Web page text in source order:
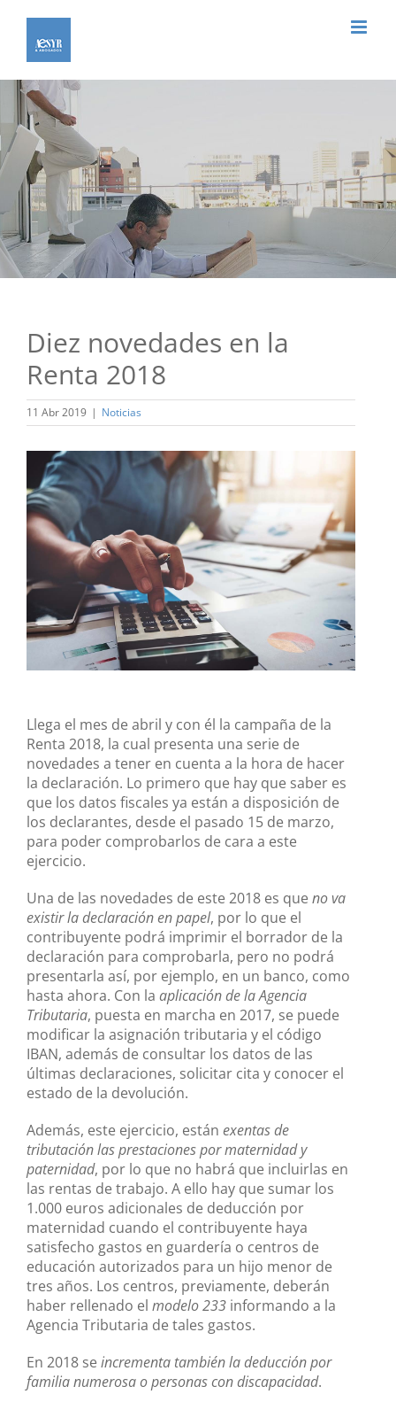
contenido
Diez novedades en la
Renta 2018
11 Abr 2019 | Noticias
imagen
más
grande
Llega el mes de abril y con él la campaña de la
Renta 2018, la cual presenta una serie de
novedades a tener en cuenta a la hora de hacer
la declaración. Lo primero que hay que saber es
que los datos fiscales ya están a disposición de
los declarantes, desde el pasado 15 de marzo,
para poder comprobarlos de cara a este
ejercicio.
Una de las novedades de este 2018 es que no va
existir la declaración en papel, por lo que el
contribuyente podrá imprimir el borrador de la
declaración para comprobarla, pero no podrá
presentarla así, por ejemplo, en un banco, como
hasta ahora. Con la aplicación de la Agencia
Tributaria, puesta en marcha en 2017, se puede
modificar la asignación tributaria y el código
IBAN, además de consultar los datos de las
últimas declaraciones, solicitar cita y conocer el
estado de la devolución.
Además, este ejercicio, están exentas de
tributación las prestaciones por maternidad y
paternidad, por lo que no habrá que incluirlas en
las rentas de trabajo. A ello hay que sumar los
1.000 euros adicionales de deducción por
maternidad cuando el contribuyente haya
satisfecho gastos en guardería o centros de
educación autorizados para un hijo menor de
tres años. Los centros, previamente, deberán
haber rellenado el modelo 233 informando a la
Agencia Tributaria de tales gastos.
En 2018 se incrementa también la deducción por
familia numerosa o personas con discapacidad.